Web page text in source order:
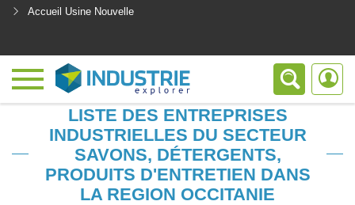
Accueil Usine Nouvelle
LISTE DES ENTREPRISES
INDUSTRIELLES DU SECTEUR
SAVONS, DÉTERGENTS,
PRODUITS D'ENTRETIEN DANS
LA REGION OCCITANIE